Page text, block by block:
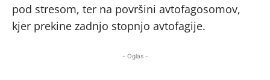
pod stresom, ter na površini avtofagosomov,
kjer prekine zadnjo stopnjo avtofagije.
- Oglas -